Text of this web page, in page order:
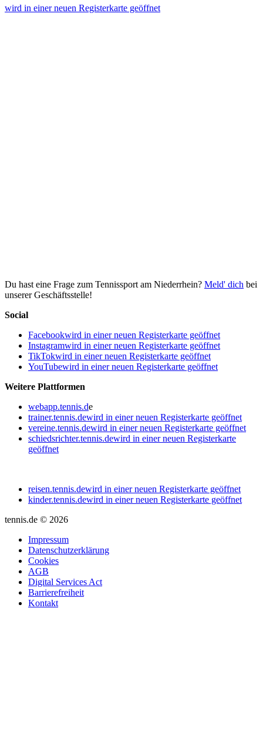
wird in einer neuen Registerkarte geöffnet
Du hast eine Frage zum Tennissport am Niederrhein? Meld' dich bei
unserer Geschäftsstelle!
Social
Facebookwird in einer neuen Registerkarte geöffnet
Instagramwird in einer neuen Registerkarte geöffnet
TikTokwird in einer neuen Registerkarte geöffnet
YouTubewird in einer neuen Registerkarte geöffnet
Weitere Plattformen
webapp.tennis.de
trainer.tennis.dewird in einer neuen Registerkarte geöffnet
vereine.tennis.dewird in einer neuen Registerkarte geöffnet
schiedsrichter.tennis.dewird in einer neuen Registerkarte
geöffnet
reisen.tennis.dewird in einer neuen Registerkarte geöffnet
kinder.tennis.dewird in einer neuen Registerkarte geöffnet
tennis.de © 2026
Impressum
Datenschutzerklärung
Cookies
AGB
Digital Services Act
Barrierefreiheit
Kontakt